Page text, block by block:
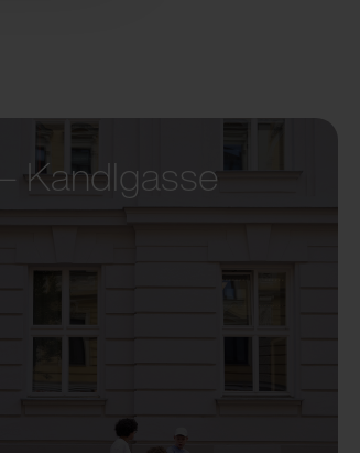
Kandlgasse